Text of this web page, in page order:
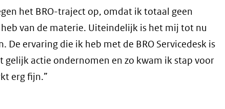
het BRO-traject op, omdat ik totaal geen
van de materie. Uiteindelijk is het mij tot nu
De ervaring die ik heb met de BRO Servicedesk is
gelijk actie ondernomen en zo kwam ik stap voor
erg fijn.”